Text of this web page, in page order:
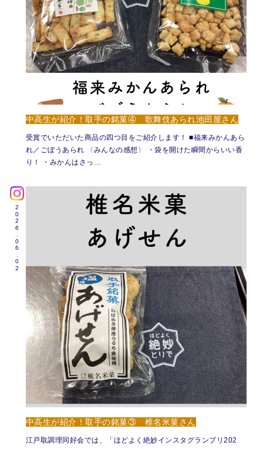
中高生が紹介！取手の銘菓④ 歌舞伎あられ池田屋さん
受賞でいただいた商品の四つ目をご紹介します！ ■福来みかんあら
れ／ごぼうあられ 〈みんなの感想〉 ・袋を開けた瞬間からいい香
り！ ・みかんはさっ…
2026.06.02
中高生が紹介！取手の銘菓③ 椎名米菓さん
江戸取調理同好会では、「ほどよく絶妙インスタグランプリ202